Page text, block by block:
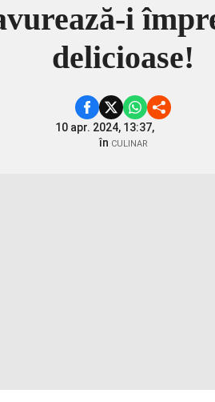
i
delicioase!
10 apr. 2024, 13:37,
în CULINAR